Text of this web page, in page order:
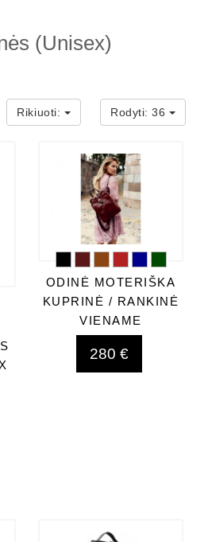
(Unisex)
Rikiuoti: Rodyti: 36
ODINĖ MOTERIŠKA
KUPRINĖ / RANKINĖ
VIENAME
280 €